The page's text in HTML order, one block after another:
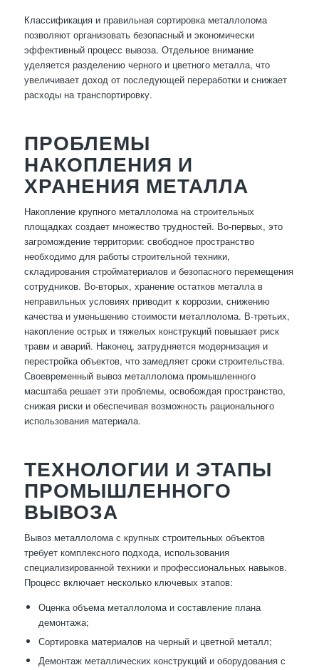
Классификация и правильная сортировка металлолома
позволяют организовать безопасный и экономически
эффективный процесс вывоза. Отдельное внимание
уделяется разделению черного и цветного металла, что
увеличивает доход от последующей переработки и снижает
расходы на транспортировку.
ПРОБЛЕМЫ
НАКОПЛЕНИЯ И
ХРАНЕНИЯ МЕТАЛЛА
Накопление крупного металлолома на строительных
площадках создает множество трудностей. Во-первых, это
загромождение территории: свободное пространство
необходимо для работы строительной техники,
складирования стройматериалов и безопасного перемещения
сотрудников. Во-вторых, хранение остатков металла в
неправильных условиях приводит к коррозии, снижению
качества и уменьшению стоимости металлолома. В-третьих,
накопление острых и тяжелых конструкций повышает риск
травм и аварий. Наконец, затрудняется модернизация и
перестройка объектов, что замедляет сроки строительства.
Своевременный вывоз металлолома промышленного
масштаба решает эти проблемы, освобождая пространство,
снижая риски и обеспечивая возможность рационального
использования материала.
ТЕХНОЛОГИИ И ЭТАПЫ
ПРОМЫШЛЕННОГО
ВЫВОЗА
Вывоз металлолома с крупных строительных объектов
требует комплексного подхода, использования
специализированной техники и профессиональных навыков.
Процесс включает несколько ключевых этапов:
Оценка объема металлолома и составление плана
демонтажа;
Сортировка материалов на черный и цветной металл;
Демонтаж металлических конструкций и оборудования с